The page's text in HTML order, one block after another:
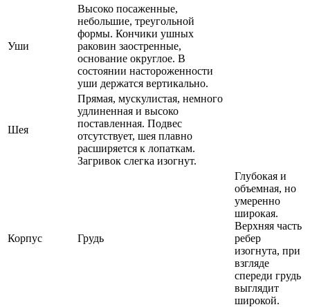
Уши
Высоко посаженные,
небольшие, треугольной
формы. Кончики ушных
раковин заостренные,
основание округлое. В
состоянии настороженности
уши держатся вертикально.
Шея
Прямая, мускулистая, немного
удлиненная и высоко
поставленная. Подвес
отсутствует, шея плавно
расширяется к лопаткам.
Загривок слегка изогнут.
Корпус Грудь
Глубокая и
объемная, но
умеренно
широкая.
Верхняя часть
ребер
изогнута, при
взгляде
спереди грудь
выглядит
широкой.